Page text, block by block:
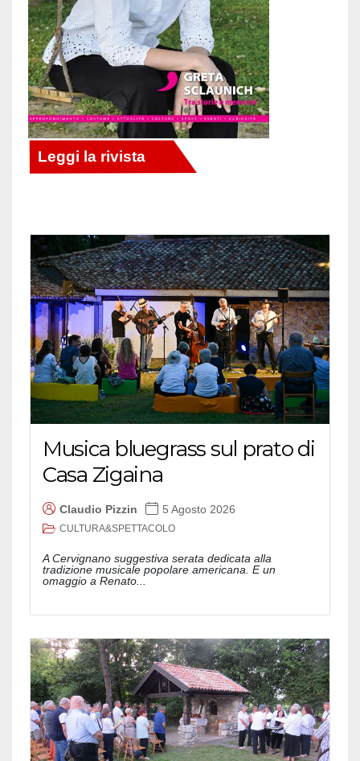
Musica bluegrass sul prato di
Casa Zigaina
Claudio Pizzin 5 Agosto 2026
CULTURA&SPETTACOLO
A Cervignano suggestiva serata dedicata alla
tradizione musicale popolare americana. E un
omaggio a Renato...